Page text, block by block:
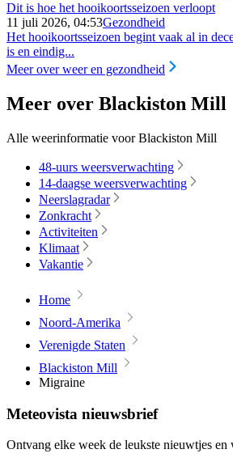
Dit is hoe het hooikoortsseizoen verloopt
11 juli 2026, 04:53Gezondheid
Het hooikoortsseizoen begint vaak al in
is en eindig...
Meer over weer en gezondheid
Meer over Blackiston Mill
Alle weerinformatie voor Blackiston Mill
48-uurs weersverwachting
14-daagse weersverwachting
Neerslagradar
Zonkracht
Activiteiten
Klimaat
Vakantie
Home
Noord-Amerika
Verenigde Staten
Blackiston Mill
Migraine
Meteovista nieuwsbrief
Ontvang elke week de leukste nieuwtjes en